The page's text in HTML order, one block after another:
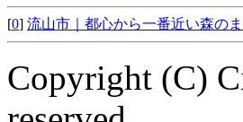
[0] 流山市｜都心から一番近い森の
Copyright (C)